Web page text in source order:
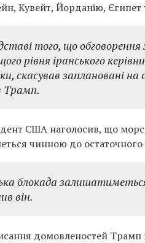
Кувейт, Йорданію, Єгипет
того, що обговорення
рівня іранського
скасував заплановані на
Трамп.
США наголосив, що
чинною до
блокада
він.
домовленостей